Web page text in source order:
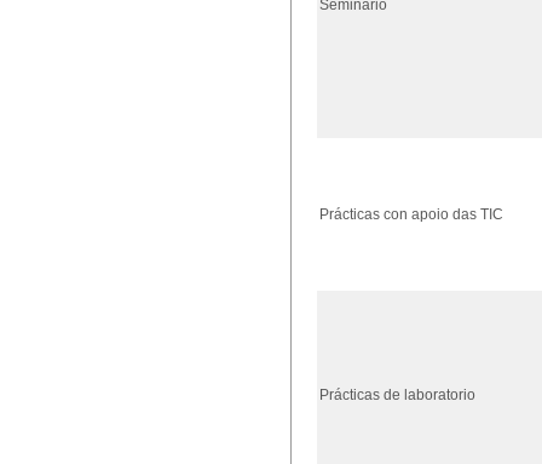
Seminario
Prácticas con apoio das TIC
Prácticas de laboratorio